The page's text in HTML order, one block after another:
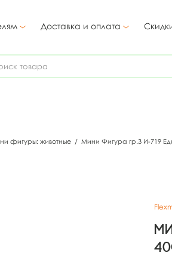
Доставка и оплата
фигуры: животные / Мини Фигура гр.3 И-719